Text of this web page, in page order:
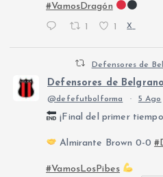
#VamosDragón
1 1 X
Defensores de
Defensores de
@defefutbolforma · 5 Ago
¡Final del primer
Almirante Brown 0-0
#VamosLosPibes